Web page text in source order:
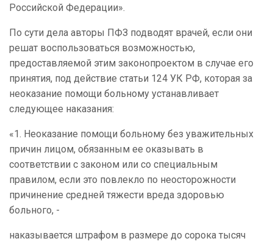
Российской Федерации».
По сути дела авторы ПФЗ подводят врачей, если они
решат воспользоваться возможностью,
предоставляемой этим законопроектом в случае его
принятия, под действие статьи 124 УК РФ, которая за
неоказание помощи больному устанавливает
следующее наказания:
«1. Неоказание помощи больному без уважительных
причин лицом, обязанным ее оказывать в
соответствии с законом или со специальным
правилом, если это повлекло по неосторожности
причинение средней тяжести вреда здоровью
больного, -
наказывается штрафом в размере до сорока тысяч